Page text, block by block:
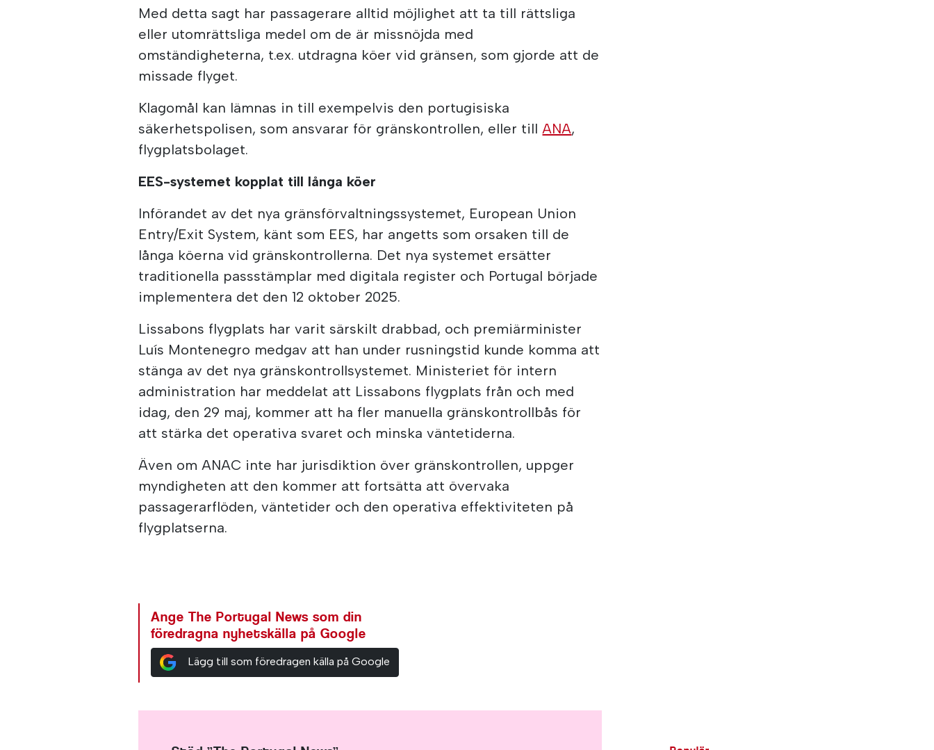
Med detta sagt har passagerare alltid möjlighet att ta till rättsliga
eller utomrättsliga medel om de är missnöjda med
omständigheterna, t.ex. utdragna köer vid gränsen, som gjorde att de
missade flyget.
Klagomål kan lämnas in till exempelvis den portugisiska
säkerhetspolisen, som ansvarar för gränskontrollen, eller tillANA,
flygplatsbolaget.
EES-systemet kopplat till långa köer
Införandet av det nya gränsförvaltningssystemet, European Union
Entry/Exit System, känt som EES, har angetts som orsaken till de
långa köerna vid gränskontrollerna. Det nya systemet ersätter
traditionella passstämplar med digitala register och Portugal började
implementera det den 12 oktober 2025.
Lissabons flygplats har varit särskilt drabbad, och premiärminister
Luís Montenegro medgav att han under rusningstid kunde komma att
stänga av det nya gränskontrollsystemet. Ministeriet för intern
administration har meddelat att Lissabons flygplats från och med
idag, den 29 maj, kommer att ha fler manuella gränskontrollbås för
att stärka det operativa svaret och minska väntetiderna.
Även om ANAC inte har jurisdiktion över gränskontrollen, uppger
myndigheten att den kommer att fortsätta att övervaka
passagerarflöden, väntetider och den operativa effektiviteten på
flygplatserna.
Ange The Portugal News som din
föredragna nyhetskälla på Google
Lägg till som föredragen källa på Google